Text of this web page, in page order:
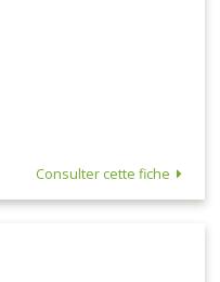
Consulter cette fiche